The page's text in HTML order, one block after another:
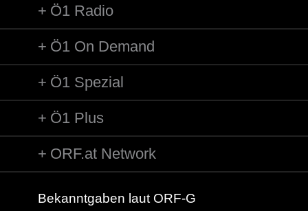
Ö1 Radio
Ö1 On Demand
Ö1 Spezial
Ö1 Plus
ORF.at Network
Bekanntgaben laut ORF-G